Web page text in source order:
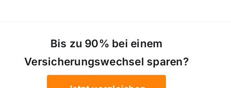
Bis zu 90% bei einem
Versicherungswechsel sparen?